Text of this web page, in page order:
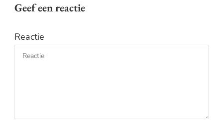
Geef een reactie
Reactie